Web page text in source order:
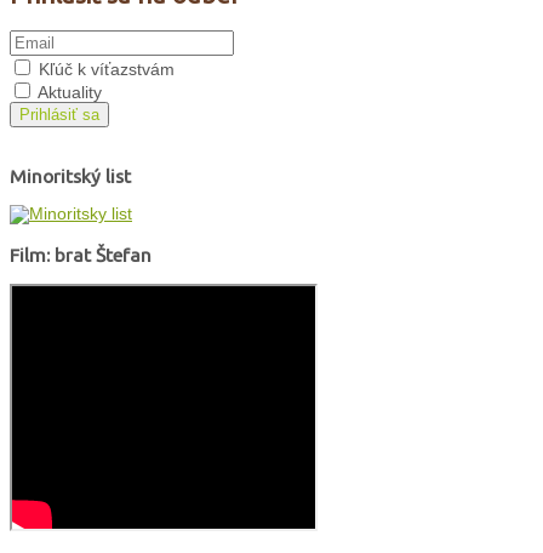
Kľúč k víťazstvám
Aktuality
Prihlásiť sa
Minoritský list
Film: brat Štefan